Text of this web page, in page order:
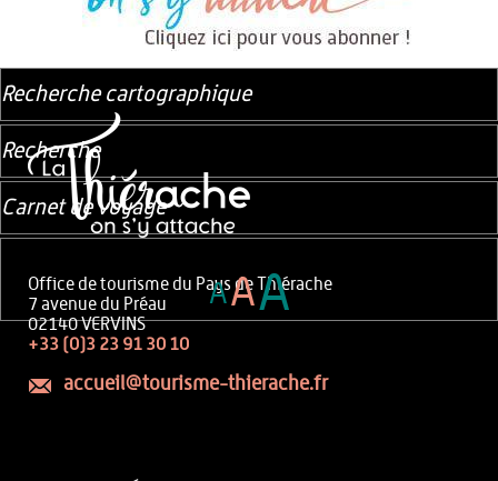
Office de tourisme du Pays de Thiérache
7 avenue du Préau
02140 VERVINS
+33 (0)3 23 91 30 10
accueil@tourisme-thierache.fr
Recherche cartographique
Recherche
Carnet de voyage
AAA